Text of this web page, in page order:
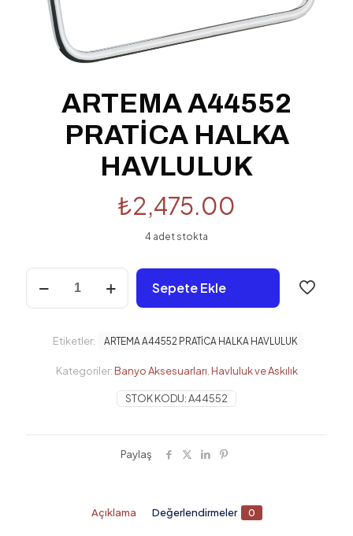
ARTEMA A44552
PRATİCA HALKA
HAVLULUK
₺2,475.00
4 adet stokta
ARTEMA
A44552
PRATİCA
HAVLULUK
Sepete Ekle
STOK KODU:A44552
Kategoriler: Banyo Aksesuarları, Havluluk ve Askılık
Etiketler: ARTEMA A44552 PRATİCA HALKA HAVLULUK
Paylaş
Açıklama Değerlendirmeler 0